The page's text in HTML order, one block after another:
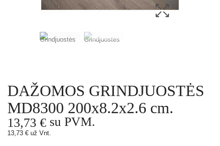
DAŽOMOS GRINDJUOSTĖS
MD8300 200x8.2x2.6 cm.
13,73 € su PVM.
13,73 € už Vnt.